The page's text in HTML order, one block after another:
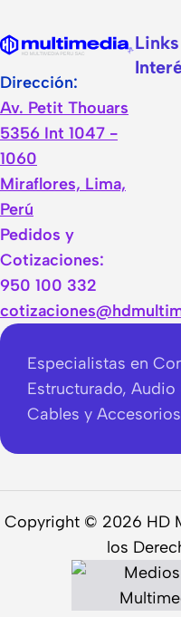
Dirección:
Av. Petit Thouars
5356 Int 1047 -
1060
Miraflores, Lima,
Perú
Pedidos y
Cotizaciones:
950 100 332
Especialistas en
Estructurado,
Cables y
Copyright © 2026 HD
los